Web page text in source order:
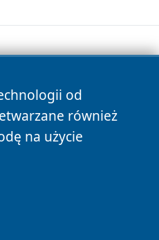
od
również
na użycie